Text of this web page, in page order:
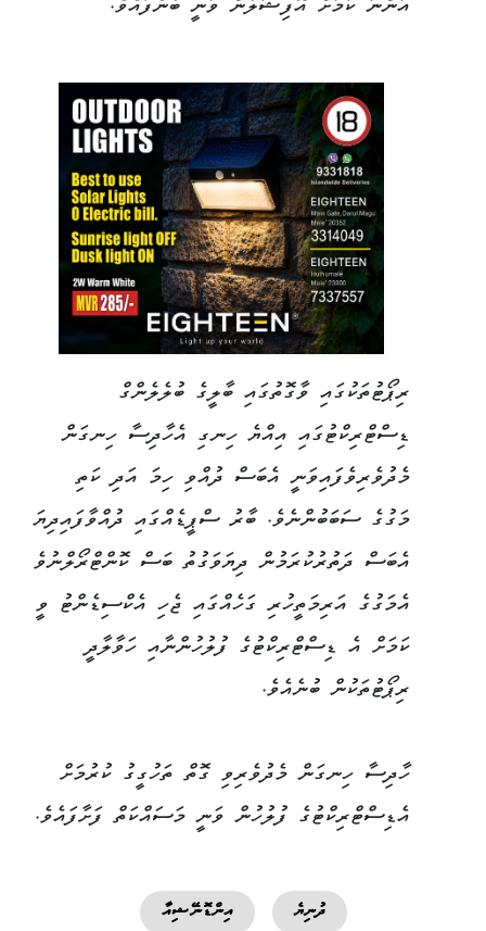
އަންނަ ކަމަށް އޮފިޝަލުން ވަނީ ބުނެފައެވެ.
ރިޕޯޓުތަކުގައި ވާގޮތުގައި ބާލީގެ ބުލެލެންގް
ޑިސްޓްރިކްޓުގައި އިއްޔެ ހިނގި އެހާދިސާ ހިނގަން
މެދުވެރިވެފައިވަނީ އެބަސް ދުއްވި ހިމަ އަދި ކަތި
މަގުގެ ސަބަބުންނެވެ. ބާރު ސްޕީޑެއްގައި ދުއްވާފައިދިޔަ
އެބަސް ދަތުރުކުރަމުން ދިޔަވަގުތު ބަސް ކޮންޓްރޯލްނުވެ
އެމަގުގެ އަރިމަތީހުރި ގަހެއްގައި ޖެހި އެކްސިޑެންޓު ވީ
ކަމަށް އެ ޑިސްޓްރިކްޓުގެ ފުލުހުންނާއި ހަވާލާދީ
ރިޕޯޓުތަކުން ބުނެއެވެ.
ހާދިސާ ހިނގަން މެދުވެރިވި ގޮތް ތަހުގީގު ކުރުމަށް
އެޑިސްޓްރިކްޓުގެ ފުލުހުން ވަނީ މަސައްކަތް ފަށާފައެވެ.
ދުނިޔެ އިންޑޮނޭޝިއާ